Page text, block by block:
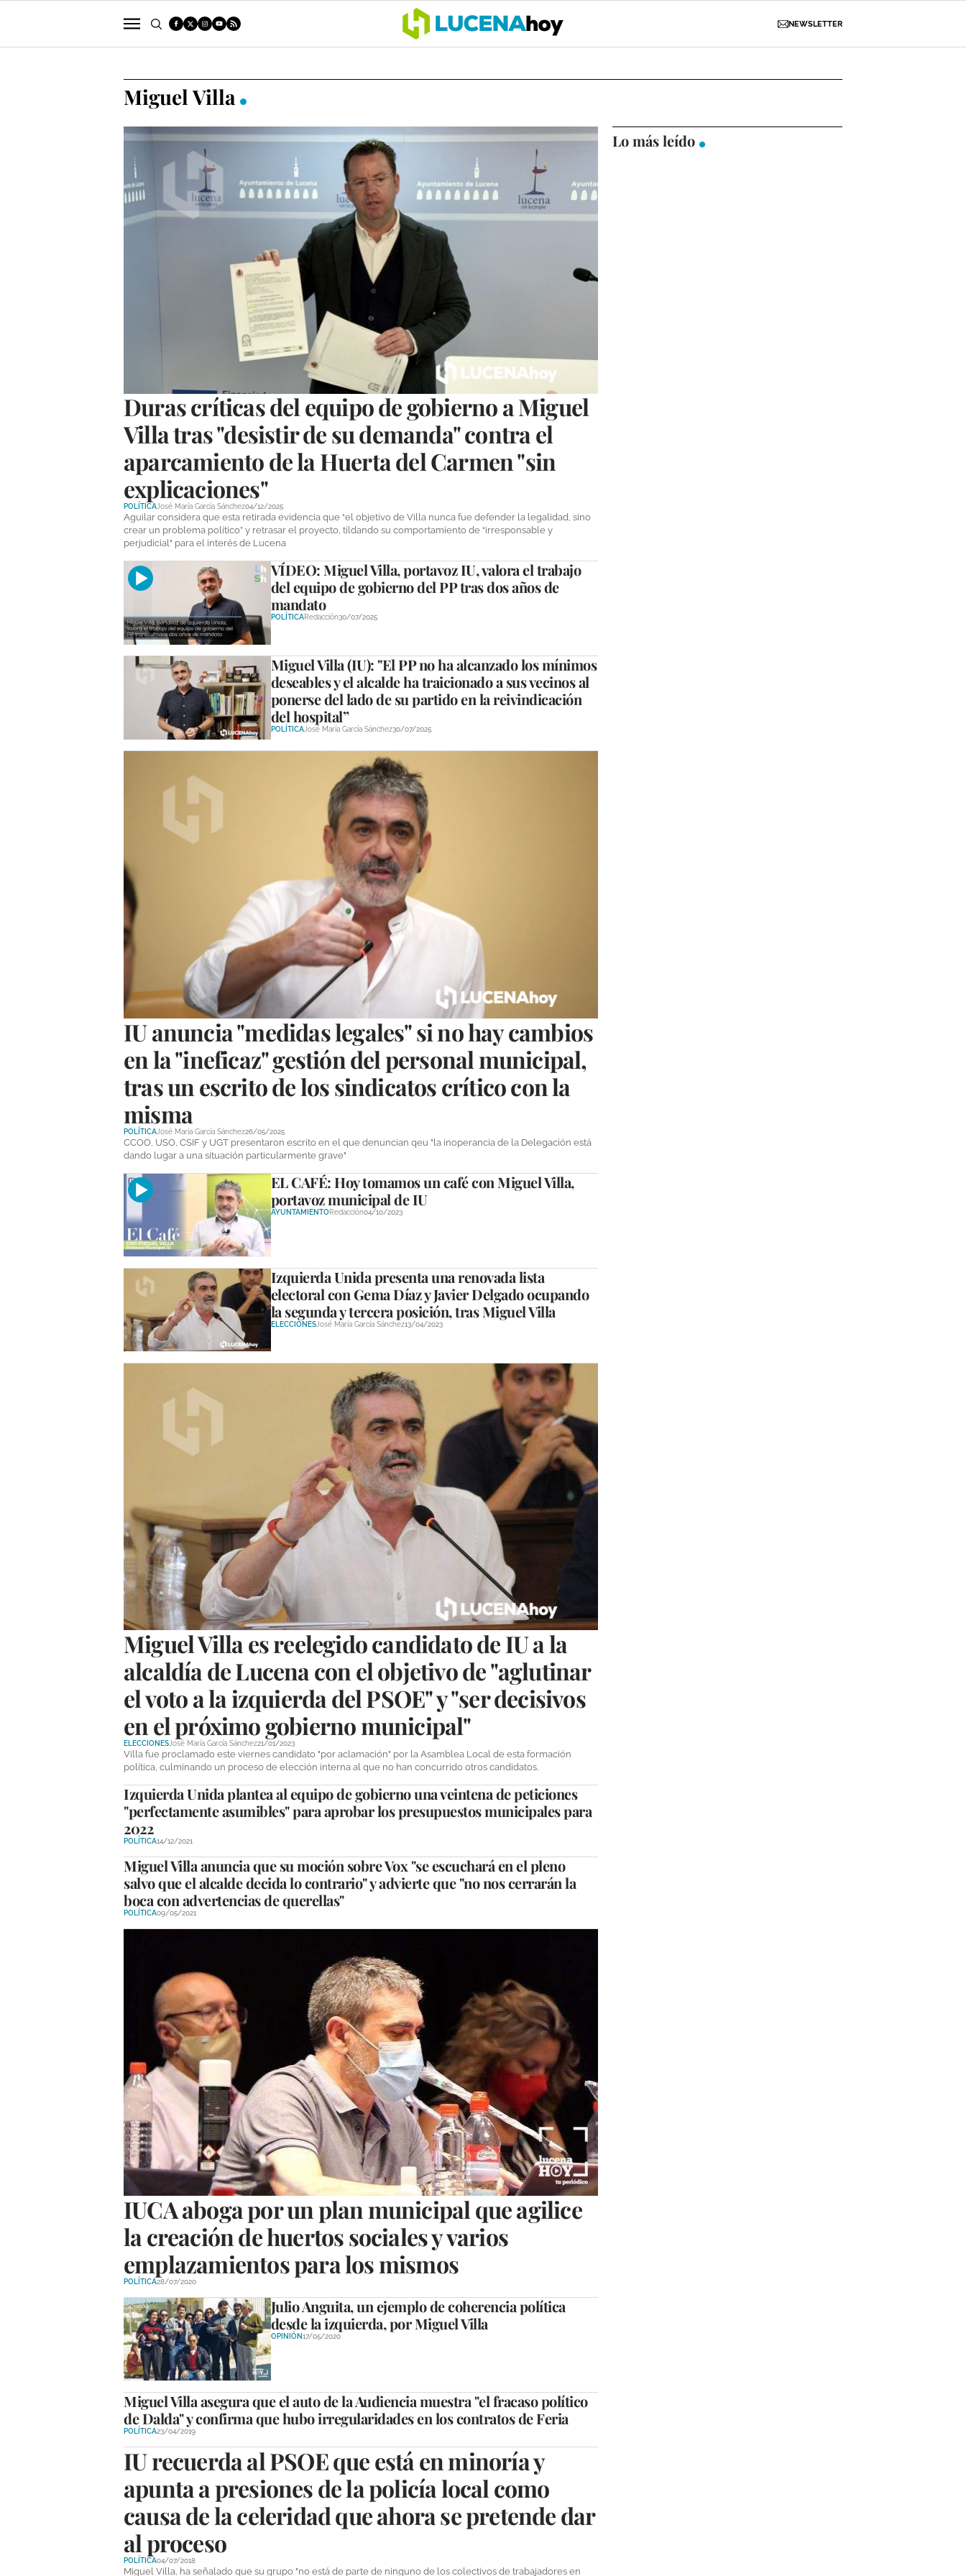
NEWSLETTER
Miguel Villa
Duras críticas del equipo de gobierno a Miguel
Villa tras "desistir de su demanda" contra el
aparcamiento de la Huerta del Carmen "sin
explicaciones"
POLÍTICAJosé María García Sánchez04/12/2025
Aguilar considera que esta retirada evidencia que “el objetivo de Villa nunca fue defender la legalidad, sino
crear un problema político” y retrasar el proyecto, tildando su comportamiento de “irresponsable y
perjudicial" para el interés de Lucena
VÍDEO: Miguel Villa, portavoz IU, valora el trabajo
del equipo de gobierno del PP tras dos años de
mandato
POLÍTICARedacción30/07/2025
Miguel Villa (IU): "El PP no ha alcanzado los mínimos
deseables y el alcalde ha traicionado a sus vecinos al
ponerse del lado de su partido en la reivindicación
del hospital”
POLÍTICAJosé María García Sánchez30/07/2025
IU anuncia "medidas legales" si no hay cambios
en la "ineficaz" gestión del personal municipal,
tras un escrito de los sindicatos crítico con la
misma
POLÍTICA José María García Sánchez26/05/2025
CCOO, USO, CSIF y UGT presentaron escrito en el que denuncian qeu "la inoperancia de la Delegación está
dando lugar a una situación particularmente grave"
EL CAFÉ: Hoy tomamos un café con Miguel Villa,
portavoz municipal de IU
AYUNTAMIENTORedacción04/10/2023
Izquierda Unida presenta una renovada lista
electoral con Gema Díaz y Javier Delgado ocupando
la segunda y tercera posición, tras Miguel Villa
ELECCIONESJosé María García Sánchez13/04/2023
Miguel Villa es reelegido candidato de IU a la
alcaldía de Lucena con el objetivo de "aglutinar
el voto a la izquierda del PSOE" y "ser decisivos
en el próximo gobierno municipal"
ELECCIONES José María García Sánchez21/01/2023
Villa fue proclamado este viernes candidato "por aclamación" por la Asamblea Local de esta formación
política, culminando un proceso de elección interna al que no han concurrido otros candidatos.
Izquierda Unida plantea al equipo de gobierno una veintena de peticiones
"perfectamente asumibles" para aprobar los presupuestos municipales para
2022
POLÍTICA14/12/2021
Miguel Villa anuncia que su moción sobre Vox "se escuchará en el pleno
salvo que el alcalde decida lo contrario" y advierte que "no nos cerrarán la
boca con advertencias de querellas"
POLÍTICA09/05/2021
IUCA aboga por un plan municipal que agilice
la creación de huertos sociales y varios
emplazamientos para los mismos
POLÍTICA28/07/2020
Julio Anguita, un ejemplo de coherencia política
desde la izquierda, por Miguel Villa
OPINIÓN17/05/2020
Miguel Villa asegura que el auto de la Audiencia muestra "el fracaso político
de Dalda" y confirma que hubo irregularidades en los contratos de Feria
POLÍTICA23/04/2019
IU recuerda al PSOE que está en minoría y
apunta a presiones de la policía local como
causa de la celeridad que ahora se pretende dar
al proceso
POLÍTICA04/07/2018
Miguel Villa, ha señalado que su grupo "no está de parte de ninguno de los colectivos de trabajadores en
Lo más leído